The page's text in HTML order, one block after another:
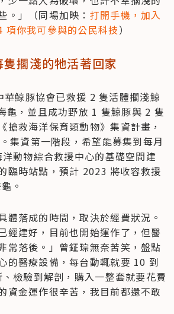
。」（同場加映： 打開手機，加入
你我可參與的公民科技）
擱淺的牠活著回家
鯨豚協會已救援 2 隻活體擱淺鯨
龜，並且成功野放 1 隻鯨豚與 2 隻
搶救海洋保育類動物》集資計畫，
集資第一階段，希望能募集到每月
動物綜合救援中心的基礎空間建
臨時站點，預計 2023 將收容救援
。
體落成的時間，取決於經費狀況。
經建好，目前也開始運作了，但醫
常落後。」曾鉦琮無奈苦笑，盤點
的醫療設備，每台動輒就要 10 到
檢驗到解剖，購入一整套就要花費
資金運作很辛苦，我目前都還不敢